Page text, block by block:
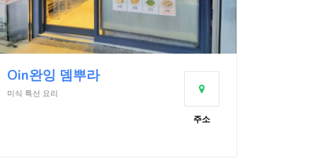
Oin완잉 뎀뿌라
미식 특선 요리
주소